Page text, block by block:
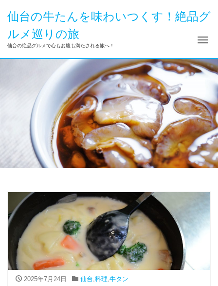
仙台の牛たんを味わいつくす！絶品グ
ルメ巡りの旅
仙台の絶品グルメで心もお腹も満たされる旅へ！ ナ
2025年7月24日 仙台,料理,牛タン